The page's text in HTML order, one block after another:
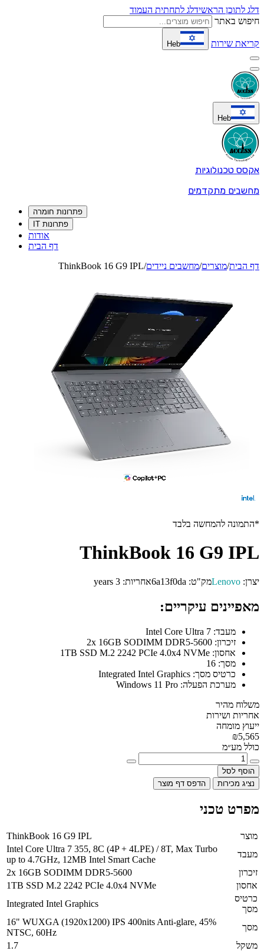
דלג לתוכן הראשידלג לתחתית העמוד
חיפוש באתר
קריאת שירות Heb
Heb
אקסס טכנולוגיות
מחשבים מתקדמים
פתרונות חומרה
פתרונות IT
אודות
דף הבית
דף הבית/מוצרים/מחשבים ניידים/
ThinkBook 16 G9 IPL
*התמונה להמחשה בלבד
ThinkBook 16 G9 IPL
יצרן: Lenovoמק"ט: 6a13f0daאחריות: 3 years
מאפיינים עיקריים:
מעבד:
זיכרון:
אחסון:
מסך:
כרטיס מסך:
מערכת הפעלה:
משלוח מהיר
אחריות ושירות
ייעוץ מומחה
₪5,565
כולל מע״מ
הוסף לסל
נציג מכירות
הדפס דף מוצר
מפרט טכני
מוצר
ThinkBook 16 G9 IPL
מעבד
Intel Core Ultra 7 355, 8C (4P + 4LPE) / 8T, Max Turbo
up to 4.7GHz, 12MB Intel Smart Cache
זיכרון
2x 16GB SODIMM DDR5-5600
אחסון
1TB SSD M.2 2242 PCIe 4.0x4 NVMe
כרטיס
מסך
Integrated Intel Graphics
מסך
16" WUXGA (1920x1200) IPS 400nits Anti-glare, 45%
NTSC, 60Hz
משקל
1.7